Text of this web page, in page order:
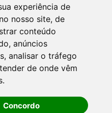
experiência de
nosso site, de
conteúdo
anúncios
analisar o tráfego
de onde vêm
Concordo
DE CARAPICUÍBA
0001-40
Caldas, Carapicuíba/SP
Brasil
5500
PREFEITO
Caldas, Carapicuíba/SP